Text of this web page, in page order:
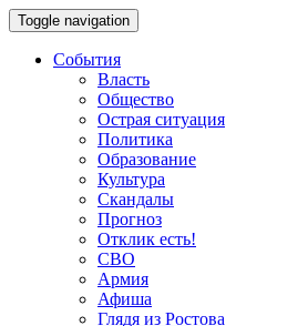
Toggle navigation
События
Власть
Общество
Острая ситуация
Политика
Образование
Культура
Скандалы
Прогноз
Отклик есть!
СВО
Армия
Афиша
Глядя из Ростова